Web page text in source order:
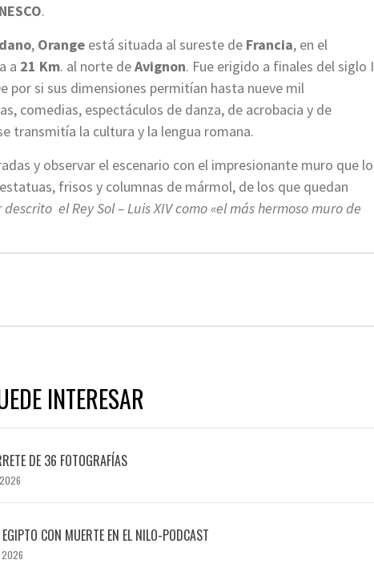
.
, Orange está situada al sureste de Francia, en el
a 21 Km. al norte deAvignon. Fue erigido a finales del siglo I
por si sus dimensiones permitían hasta nueve mil
comedias, espectáculos de danza, de acrobacia y de
transmitía la cultura y la lengua romana.
y observar el escenario con el impresionante muro que lo
frisos y columnas de mármol, de los que quedan
el Rey Sol – Luis XIV como «el más hermoso muro de
INTERESAR
DE 36 FOTOGRAFÍAS
CON MUERTE EN EL NILO-PODCAST
2026